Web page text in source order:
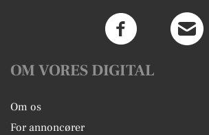
OM VORES DIGITAL
Om os
For annoncører